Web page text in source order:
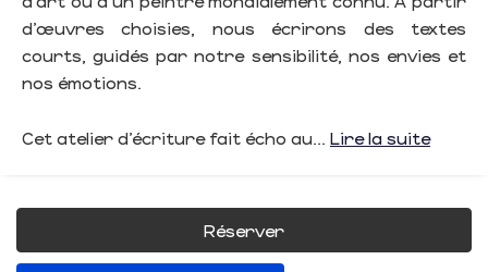
d’œuvres choisies, nous écrirons des textes
courts, guidés par notre sensibilité, nos envies et
nos émotions.
Cet atelier d’écriture fait écho au... Lire la suite
Réserver